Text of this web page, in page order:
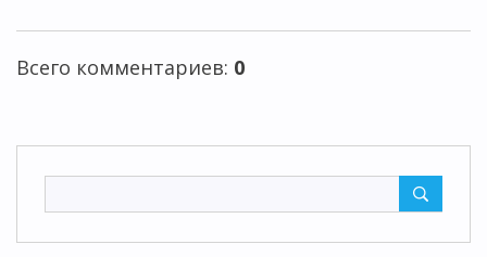
Всего комментариев: 0